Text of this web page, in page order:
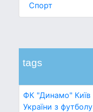
Спорт
tags
ФК "Динамо" Київ
України з футболу